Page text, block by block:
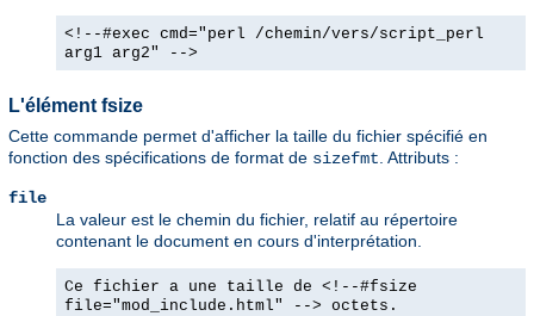
<!--#exec cmd="perl /chemin/vers/script_perl
arg1 arg2" -->
L'élément fsize
Cette commande permet d'afficher la taille du fichier spécifié en
fonction des spécifications de format de sizefmt . Attributs :
file
La valeur est le chemin du fichier, relatif au répertoire
contenant le document en cours d'interprétation.
Ce fichier a une taille de <!--#fsize
file="mod_include.html" --> octets.